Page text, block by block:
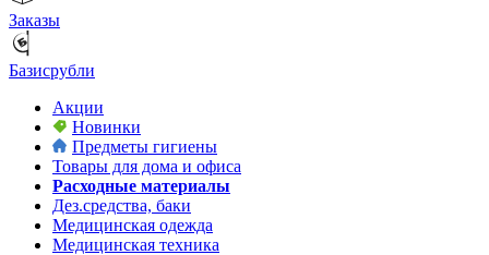
Заказы
Базисрубли
Акции
Новинки
Предметы гигиены
Товары для дома и офиса
Расходные материалы
Дез.средства, баки
Медицинская одежда
Медицинская техника